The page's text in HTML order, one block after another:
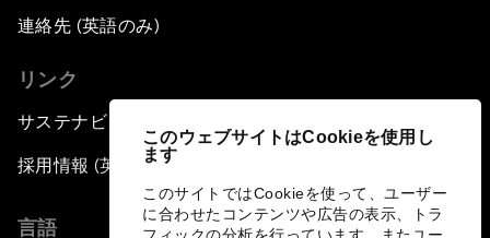
このウェブサイトはCookieを使用し
ます
このサイトではCookieを使って、ユーザー
に合わせたコンテンツや広告の表示、トラ
連絡先 (英語のみ)
リンク
サステナビリティへの取り組み
採用情報 (英語のみ)
言語